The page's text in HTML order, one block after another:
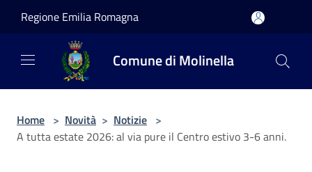
Regione Emilia Romagna
Comune di Molinella
Home > Novità > Notizie >
A tutta estate 2026: al via pure il Centro estivo 3-6 anni.